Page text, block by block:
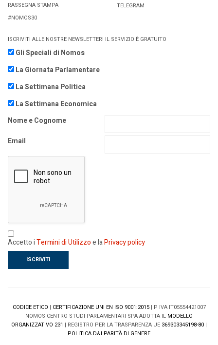
RASSEGNA STAMPA
#NOMOS30
TELEGRAM
ISCRIVITI ALLE NOSTRE NEWSLETTER! IL SERVIZIO È GRATUITO
Gli Speciali di Nomos
La Giornata Parlamentare
La Settimana Politica
La Settimana Economica
Nome e Cognome
Email
Accetto iTermini di Utilizzoe laPrivacy policy
CODICE ETICO | CERTIFICAZIONE UNI EN ISO 9001:2015| P IVA IT05554421007
NOMOS CENTRO STUDI PARLAMENTARI SPA ADOTTA IL MODELLO
ORGANIZZATIVO 231 | REGISTRO PER LA TRASPARENZA UE 369303345198-80 |
POLITICA D&I PARITÀ DI GENERE